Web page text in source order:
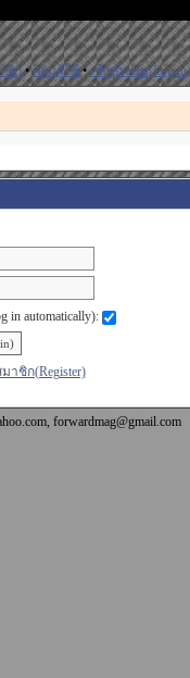
ชิก•กลุ่มผู้ใช้•เข้าสู่ระบบ(Log in)
automatically):
าชิก(Register)
forwardmag@gmail.com